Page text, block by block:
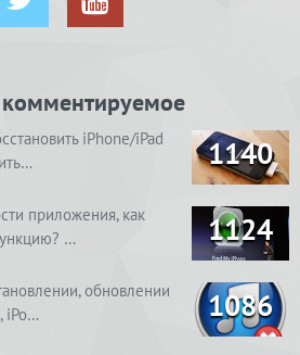
iPhone/iPad
1140
приложения, как
…
1124
обновлении
iPo…
1086